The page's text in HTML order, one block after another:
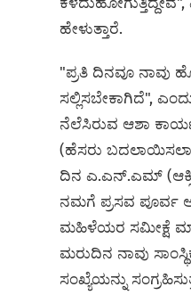
ಹೇಳುತ್ತಾರೆ.
"ಪ್ರತಿ ದಿನವೂ ನಾವು
ಸಲ್ಲಿಸಬೇಕಾಗಿದೆ",
ನೆಲೆಸಿರುವ ಆಶಾ
(ಹೆಸರು
ದಿನ ಎ.ಎನ್‌.ಎಮ್
ನಮಗೆ ಪ್ರಸವ ಪೂರ್ವ
ಮಹಿಳೆಯರ ಸಮೀಕ್ಷೆ
ಮರುದಿನ ನಾವು
ಸಂಖ್ಯೆಯನ್ನು